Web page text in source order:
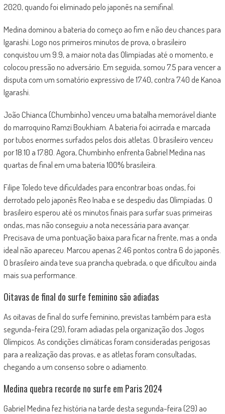
2020, quando foi eliminado pelo japonês na semifinal.
Medina dominou a bateria do começo ao fim e não deu chances para
Igarashi. Logo nos primeiros minutos de prova, o brasileiro
conquistou um 9.9, a maior nota das Olimpíadas até o momento, e
colocou pressão no adversário. Em seguida, somou 7.5 para vencer a
disputa com um somatório expressivo de 17.40, contra 7.40 de Kanoa
Igarashi.
João Chianca (Chumbinho) venceu uma batalha memorável diante
do marroquino Ramzi Boukhiam. A bateria foi acirrada e marcada
por tubos enormes surfados pelos dois atletas. O brasileiro venceu
por 18.10 a 17.80. Agora, Chumbinho enfrenta Gabriel Medina nas
quartas de final em uma bateria 100% brasileira.
Filipe Toledo teve dificuldades para encontrar boas ondas, foi
derrotado pelo japonês Reo Inaba e se despediu das Olimpíadas. O
brasileiro esperou até os minutos finais para surfar suas primeiras
ondas, mas não conseguiu a nota necessária para avançar.
Precisava de uma pontuação baixa para ficar na frente, mas a onda
ideal não apareceu. Marcou apenas 2.46 pontos contra 6 do japonês.
O brasileiro ainda teve sua prancha quebrada, o que dificultou ainda
mais sua performance.
Oitavas de final do surfe feminino são adiadas
As oitavas de final do surfe feminino, previstas também para esta
segunda-feira (29), foram adiadas pela organização dos Jogos
Olímpicos. As condições climáticas foram consideradas perigosas
para a realização das provas, e as atletas foram consultadas,
chegando a um consenso sobre o adiamento.
Medina quebra recorde no surfe em Paris 2024
Gabriel Medina fez história na tarde desta segunda-feira (29) ao